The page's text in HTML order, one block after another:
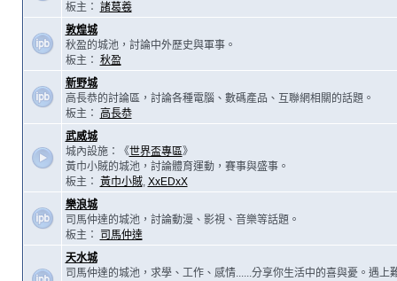
板主： 諸葛羲
敦煌城
秋盈的城池，討論中外歷史與軍事。
板主： 秋盈
新野城
高長恭的討論區，討論各種電腦、數碼產品、互聯網相關的話題。
板主：
高長恭
武威城
城內設施：《世界盃專區》
黃巾小賊的城池，討論體育運動，賽事與盛事。
板主： 黃巾小賊, XxEDxX
樂浪城
司馬仲達的城池，討論動漫、影視、音樂等話題。
板主：
司馬仲達
天水城
司馬仲達的城池，求學、工作、感情......分享你生活中的喜與憂。遇上